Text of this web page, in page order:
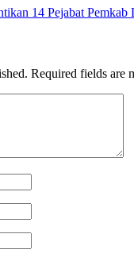
14 Pejabat
Required fields are